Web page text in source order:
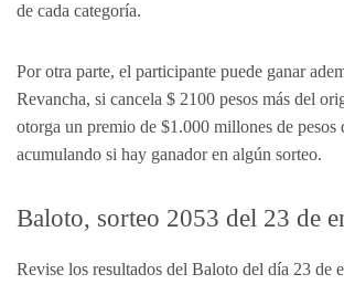
de cada categoría.
Por otra parte, el participante puede ganar
Revancha, si cancela $ 2100 pesos más del
otorga un premio de $1.000 millones de pesos
acumulando si hay ganador en algún sorteo.
Baloto, sorteo 2053 del 23 de
Revise los resultados del Baloto del día 23 de